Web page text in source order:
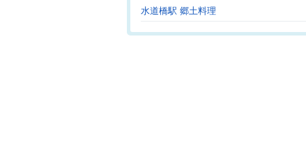
水道橋駅 郷土料理